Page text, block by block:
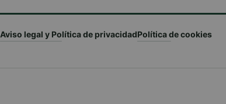
Aviso legal y Política de privacidadPolítica de cookies